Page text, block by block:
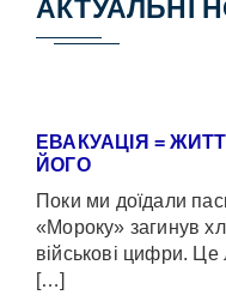
АКТУАЛЬНІ
ЕВАКУАЦІЯ =
ЙОГО
Поки ми доїдали
«Мороку» загинув
військові цифри.
[…]